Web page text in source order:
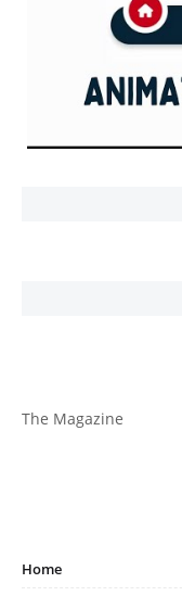
The Magazine
Home